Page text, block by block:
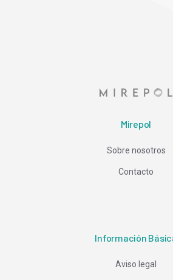
Mirepol
Sobre nosotros
Contacto
Información
Aviso legal